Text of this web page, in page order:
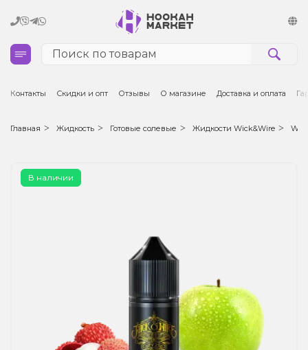
Кальяны
Табак для кальяна и кальянные смеси
Чаши для кальяна
Электронные сигареты (POD)
Комплектующие для POD
Жидкости для электронных сигарет
Контакты Скидки и опт Отзывы О магазине Доставка и оплата
Главная Жидкость Готовые солевые Жидкости Wick&Wire
В наличии